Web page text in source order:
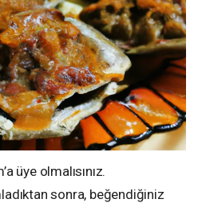
üye olmalısınız.
sonra, beğendiğiniz